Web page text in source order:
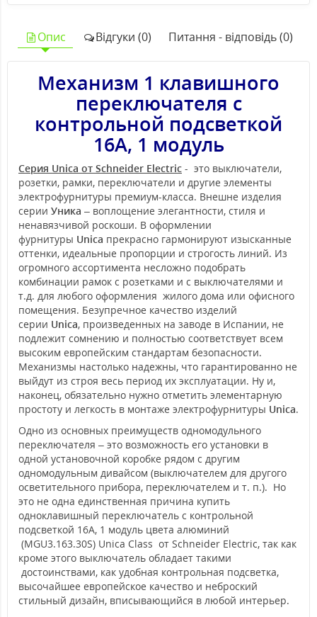
Опис Відгуки (0) Питання - відповідь (0)
Механизм 1 клавишного
переключателя с
контрольной подсветкой
16А, 1 модуль
Серия Unica от Schneider Electric - это выключатели,
розетки, рамки, переключатели и другие элементы
электрофурнитуры премиум-класса. Внешне изделия
серии Уника – воплощение элегантности, стиля и
ненавязчивой роскоши. В оформлении
фурнитуры Unica прекрасно гармонируют изысканные
оттенки, идеальные пропорции и строгость линий. Из
огромного ассортимента несложно подобрать
комбинации рамок с розетками и с выключателями и
т.д. для любого оформления жилого дома или офисного
помещения. Безупречное качество изделий
серии Unica, произведенных на заводе в Испании, не
подлежит сомнению и полностью соответствует всем
высоким европейским стандартам безопасности.
Механизмы настолько надежны, что гарантированно не
выйдут из строя весь период их эксплуатации. Ну и,
наконец, обязательно нужно отметить элементарную
простоту и легкость в монтаже электрофурнитуры Unica.
Одно из основных преимуществ одномодульного
переключателя – это возможность его установки в
одной установочной коробке рядом с другим
одномодульным дивайсом (выключателем для другого
осветительного прибора, переключателем и т. п.). Но
это не одна единственная причина купить
одноклавишный переключатель с контрольной
подсветкой 16А, 1 модуль цвета алюминий
(MGU3.163.30S) Unica Class от Schneider Electric, так как
кроме этого выключатель обладает такими
достоинствами, как удобная контрольная подсветка,
высочайшее европейское качество и неброский
стильный дизайн, вписывающийся в любой интерьер.